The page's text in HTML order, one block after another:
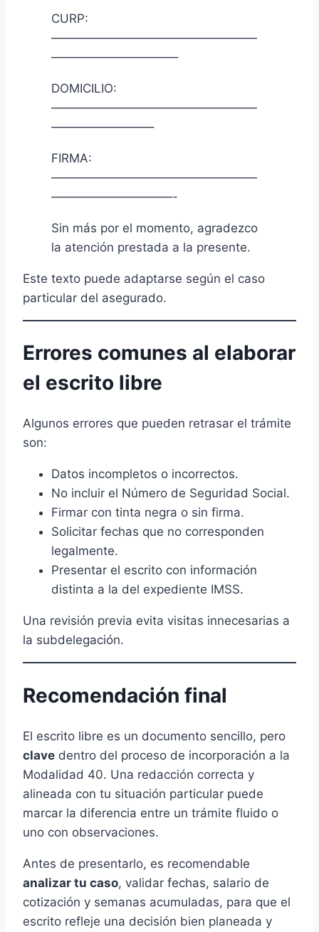
CURP:
—————————————————
——————————–
DOMICILIO:
—————————————————
————————–
FIRMA:
—————————————————
——————————-
Sin más por el momento, agradezco
la atención prestada a la presente.
Este texto puede adaptarse según el caso
particular del asegurado.
Errores comunes al elaborar
el escrito libre
Algunos errores que pueden retrasar el trámite
son:
Datos incompletos o incorrectos.
No incluir el Número de Seguridad Social.
Firmar con tinta negra o sin firma.
Solicitar fechas que no corresponden
legalmente.
Presentar el escrito con información
distinta a la del expediente IMSS.
Una revisión previa evita visitas innecesarias a
la subdelegación.
Recomendación final
El escrito libre es un documento sencillo, pero
clave dentro del proceso de incorporación a la
Modalidad 40. Una redacción correcta y
alineada con tu situación particular puede
marcar la diferencia entre un trámite fluido o
uno con observaciones.
Antes de presentarlo, es recomendable
analizar tu caso, validar fechas, salario de
cotización y semanas acumuladas, para que el
escrito refleje una decisión bien planeada y